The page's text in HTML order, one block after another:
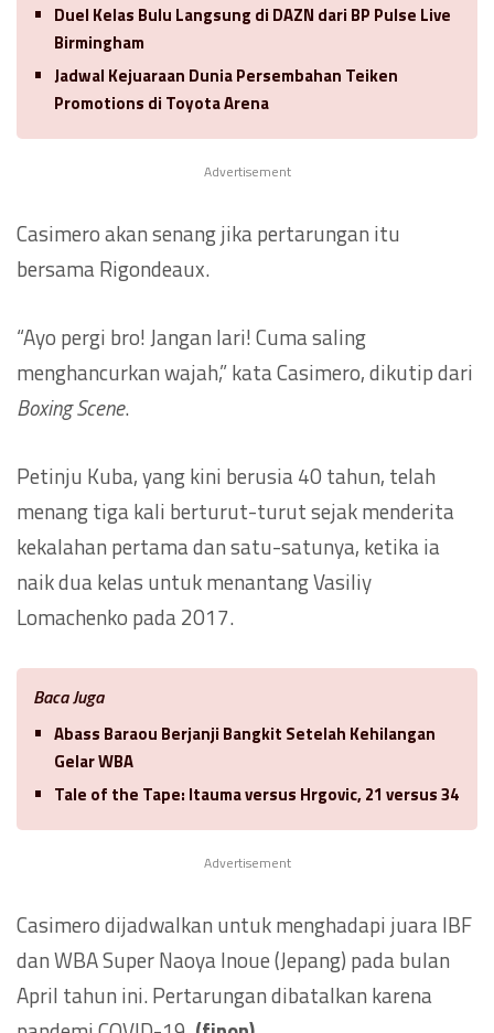
Duel Kelas Bulu Langsung di DAZN dari BP Pulse Live
Birmingham
Jadwal Kejuaraan Dunia Persembahan Teiken
Promotions di Toyota Arena
Advertisement
Casimero akan senang jika pertarungan itu
bersama Rigondeaux.
“Ayo pergi bro! Jangan lari! Cuma saling
menghancurkan wajah,” kata Casimero, dikutip dari
Boxing Scene.
Petinju Kuba, yang kini berusia 40 tahun, telah
menang tiga kali berturut-turut sejak menderita
kekalahan pertama dan satu-satunya, ketika ia
naik dua kelas untuk menantang Vasiliy
Lomachenko pada 2017.
Baca Juga
Abass Baraou Berjanji Bangkit Setelah Kehilangan
Gelar WBA
Tale of the Tape: Itauma versus Hrgovic, 21 versus 34
Advertisement
Casimero dijadwalkan untuk menghadapi juara IBF
dan WBA Super Naoya Inoue (Jepang) pada bulan
April tahun ini. Pertarungan dibatalkan karena